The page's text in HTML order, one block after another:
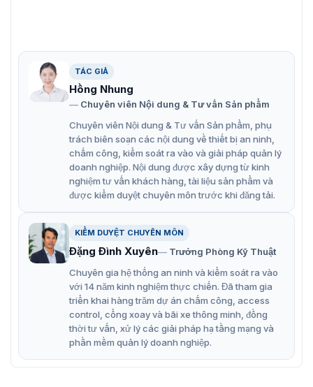
Bộ đệm cáp mỏng, bằng thép không gỉ,
Chất liệu hợp kim, ống bảo vệ có độ dày mỏng
Được giải quyết dễ dàng với sự trợ giúp của việc định
tuyến dây đến cửa
Địa chỉ cung cấp dây bảo vệ DLK-403C
chính hãng
Để mua dây cáp bảo vệ DLK-403C chính hãng với mức
giá tốt nhất liên hệ ngay VietnamSmart. Chúng tôi là đơn
vị uy tín có hơn 10 năm làm việc trên thị trường, được
nhiều khách hafngtin tưởng. Vậy nên, đến với công ty
chúng tôi bạn hoàn toàn yên tâm về chất lượng. Để đặt
hàng bạn hãy liên hệ ngày tới Hotline: 0936611372 để
được chuyên viên bên chúng tôi tư vấn.
TÁC GIẢ
Hồng Nhung
Chuyên viên Nội dung & Tư vấn Sản phẩm
Chuyên viên Nội dung & Tư vấn Sản phẩm, phụ
trách biên soạn các nội dung về thiết bị an ninh,
chấm công, kiểm soát ra vào và giải pháp quản lý
doanh nghiệp. Nội dung được xây dựng từ kinh
nghiệm tư vấn khách hàng, tài liệu sản phẩm và
được kiểm duyệt chuyên môn trước khi đăng tải.
KIỂM DUYỆT CHUYÊN MÔN
Đặng Đình Xuyên
Trưởng Phòng Kỹ Thuật
Chuyên gia hệ thống an ninh và kiểm soát ra vào
với 14 năm kinh nghiệm thực chiến. Đã tham gia
triển khai hàng trăm dự án chấm công, access
control, cổng xoay và bãi xe thông minh, đồng
thời tư vấn, xử lý các giải pháp hạ tầng mạng và
phần mềm quản lý doanh nghiệp.